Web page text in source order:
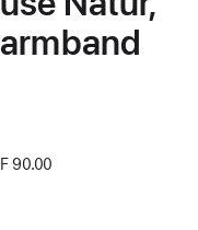
90.00